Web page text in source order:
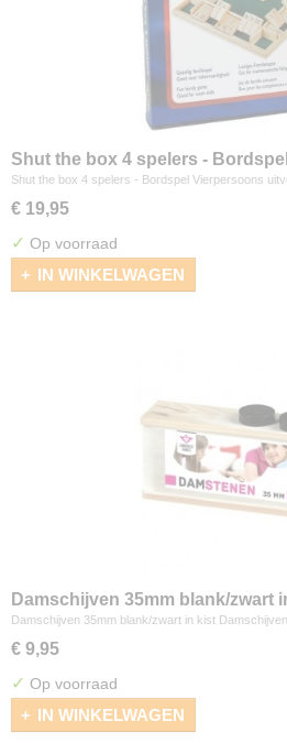
Shut the box 4 spelers - Bordspel
Shut the box 4 spelers - Bordspel Vierpersoons
€ 19,95
✓ Op voorraad
IN WINKELWAGEN
Damschijven 35mm blank/zwart
Damschijven 35mm blank/zwart in kist
€ 9,95
✓ Op voorraad
IN WINKELWAGEN